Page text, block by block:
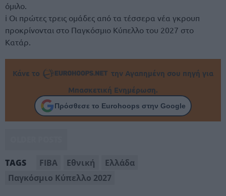
όμιλο.
ℹ Οι πρώτες τρεις ομάδες από τα τέσσερα νέα γκρουπ
προκρίνονται στο Παγκόσμιο Κύπελλο του 2027 στο
Κατάρ.
Κάνε το
την Αγαπημένη σου πηγή για
Μπασκετική Ενημέρωση.
Πρόσθεσε το Eurohoops στην Google
TAGS FIBA Εθνική
Ελλάδα
Παγκόσμιο Κύπελλο 2027